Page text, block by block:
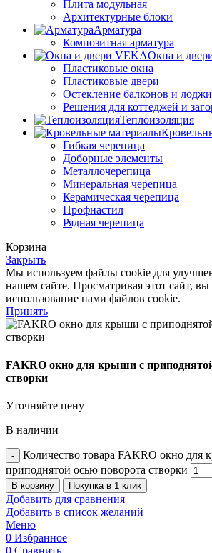
Плита модульная
Архитектурные блоки
Арматура
Композитная арматура
Окна и
Пластиковые окна
Пластиковые двери
Остекление балконов и
Решения для коттеджей и
Теплоизоляция
Гибкая черепица
Доборные элементы
Металлочерепица
Минеральная черепица
Керамическая черепица
Профнастил
Рядная черепица
Корзина
Закрыть
Мы используем файлы cookie для
нашем сайте. Просматривая этот сайт, вы
использование нами файлов cookie.
Принять
FAKRO окно для крыши с
створки
Уточняйте цену
В наличии
Количество товара FAKRO окно для
приподнятой осью поворота створки
В корзину Покупка в 1 клик
Добавить для сравнения
Добавить в список желаний
Меню
0 Избранное
0 Сравнить